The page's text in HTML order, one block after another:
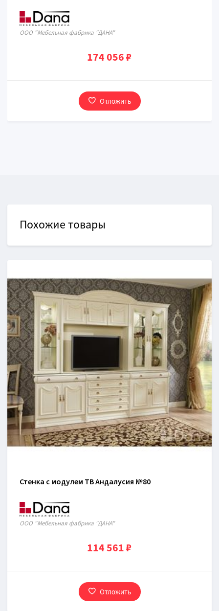
ООО "Мебельная фабрика "ДАНА"
174 056 ₽
Отложить
Похожие товары
Стенка с модулем ТВ Андалусия №80
ООО "Мебельная фабрика "ДАНА"
114 561 ₽
Отложить